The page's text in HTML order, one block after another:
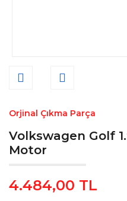
Orjinal Çıkma Parça
Volkswagen Golf
Motor
4.484,00 TL